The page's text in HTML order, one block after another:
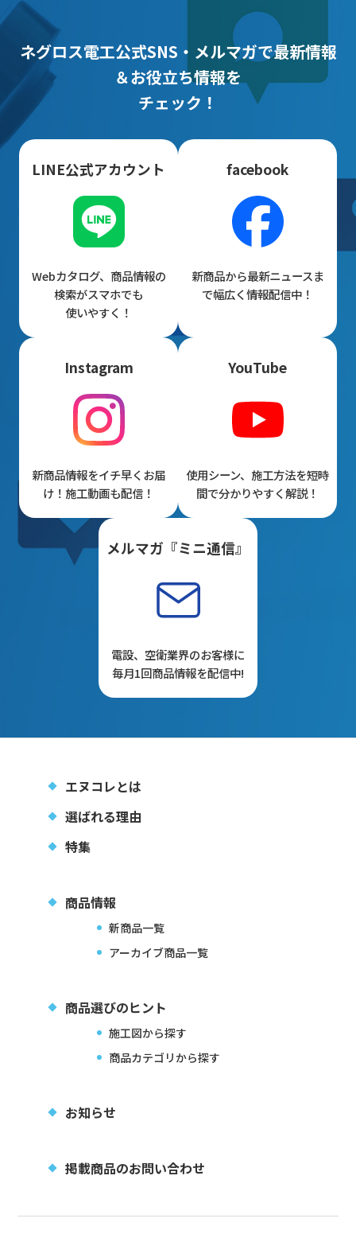
ネグロス電工公式SNS・メルマガで最新情報
＆お役立ち情報を
チェック！
LINE公式アカウント
Webカタログ、商品情報の
検索がスマホでも
使いやすく！
facebook
新商品から最新ニュースま
で幅広く情報配信中！
Instagram
新商品情報をイチ早くお届
け！施工動画も配信！
YouTube
使用シーン、施工方法を短時
間で分かりやすく解説！
メルマガ『ミニ通信』
電設、空衛業界のお客様に
毎月1回商品情報を配信中!
エヌコレとは
選ばれる理由
特集
商品情報
新商品一覧
アーカイブ商品一覧
商品選びのヒント
施工図から探す
商品カテゴリから探す
お知らせ
掲載商品のお問い合わせ